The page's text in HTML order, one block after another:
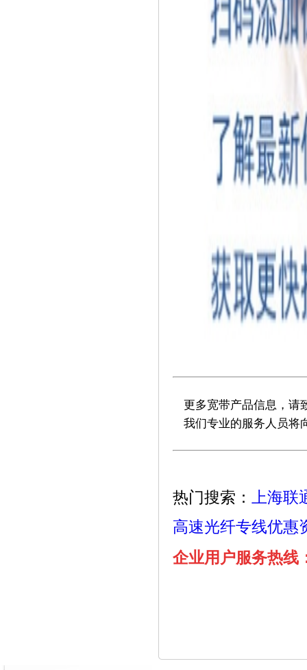
更多宽带产品信息，请
我们专业的服务人员将
热门搜索：
上海联
高速光纤专线优惠
企业用户服务热线